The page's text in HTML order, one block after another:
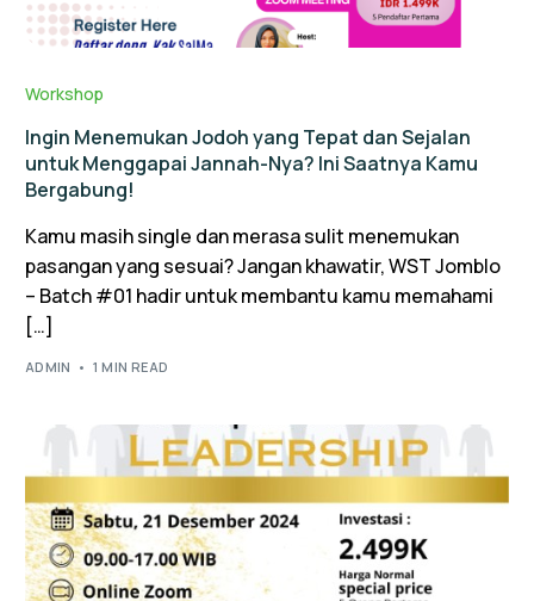
Workshop
Ingin Menemukan Jodoh yang Tepat dan Sejalan
untuk Menggapai Jannah-Nya? Ini Saatnya Kamu
Bergabung!
Kamu masih single dan merasa sulit menemukan
pasangan yang sesuai? Jangan khawatir, WST Jomblo
– Batch #01 hadir untuk membantu kamu memahami
[…]
ADMIN 1 MIN READ